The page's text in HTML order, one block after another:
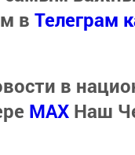
в Телеграм
в
MАХ Наш